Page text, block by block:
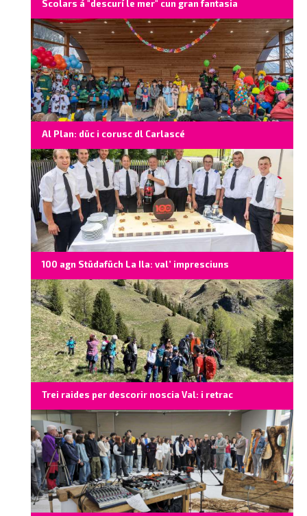
Scolars á "descurí le mer" cun gran fantasia
Al Plan: düc i corusc dl Carlascé
100 agn Stüdafüch La Ila: val’ impresciuns
Trei raides per descorir noscia Val: i retrac